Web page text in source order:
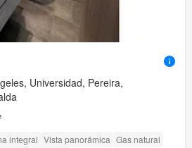
Universidad, Pereira,
integral Vista panorámica Gas natural